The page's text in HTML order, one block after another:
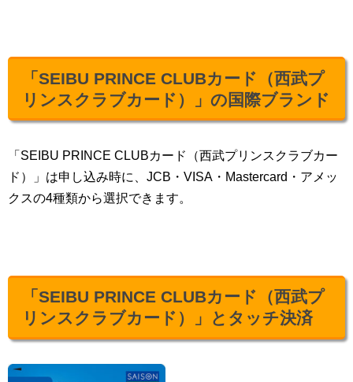
「SEIBU PRINCE CLUBカード（西武プ
リンスクラブカード）」の国際ブランド
「SEIBU PRINCE CLUBカード（西武プリンスクラブカー
ド）」は申し込み時に、JCB・VISA・Mastercard・アメッ
クスの4種類から選択できます。
「SEIBU PRINCE CLUBカード（西武プ
リンスクラブカード）」とタッチ決済